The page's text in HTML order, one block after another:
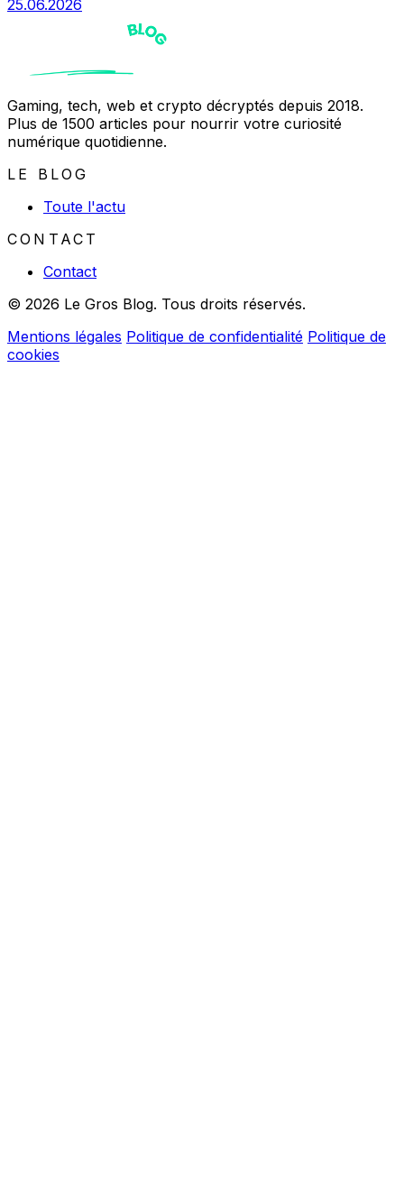
25.06.2026
Gaming, tech, web et crypto décryptés depuis 2018.
Plus de 1500 articles pour nourrir votre curiosité
numérique quotidienne.
LE BLOG
Toute l'actu
CONTACT
Contact
© 2026 Le Gros Blog. Tous droits réservés.
Mentions légales Politique de confidentialité Politique de
cookies